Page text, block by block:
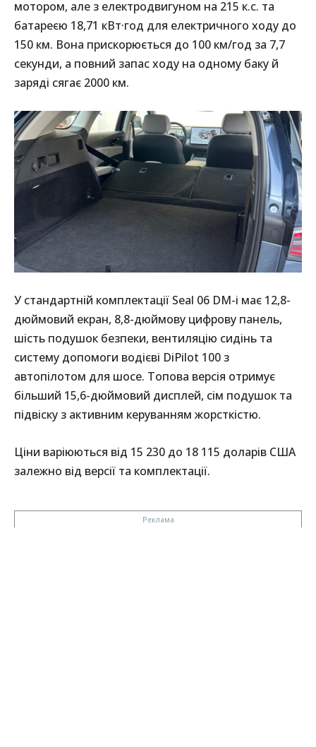
мотором, але з електродвигуном на 215 к.с. та
батареєю 18,71 кВт·год для електричного ходу до
150 км. Вона прискорюється до 100 км/год за 7,7
секунди, а повний запас ходу на одному баку й
заряді сягає 2000 км.
У стандартній комплектації Seal 06 DM-i має 12,8-
дюймовий екран, 8,8-дюймову цифрову панель,
шість подушок безпеки, вентиляцію сидінь та
систему допомоги водієві DiPilot 100 з
автопілотом для шосе. Топова версія отримує
більший 15,6-дюймовий дисплей, сім подушок та
підвіску з активним керуванням жорсткістю.
Ціни варіюються від 15 230 до 18 115 доларів США
залежно від версії та комплектації.